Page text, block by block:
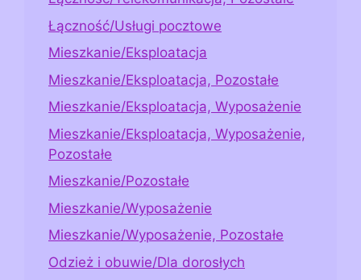
Łączność/Usługi pocztowe
Mieszkanie/Eksploatacja
Mieszkanie/Eksploatacja, Pozostałe
Mieszkanie/Eksploatacja, Wyposażenie
Mieszkanie/Eksploatacja, Wyposażenie,
Pozostałe
Mieszkanie/Pozostałe
Mieszkanie/Wyposażenie
Mieszkanie/Wyposażenie, Pozostałe
Odzież i obuwie/Dla dorosłych